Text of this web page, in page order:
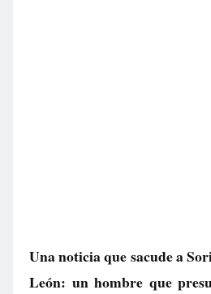
Una noticia que sacude a
León: un hombre que